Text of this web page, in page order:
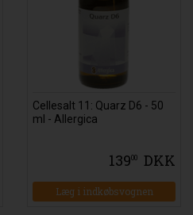
Cellesalt 11: Quarz D6 - 50
ml - Allergica
13900 DKK
Læg i indkøbsvognen